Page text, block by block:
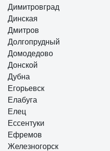
Димитровград
Динская
Дмитров
Долгопрудный
Домодедово
Донской
Дубна
Егорьевск
Елабуга
Елец
Ессентуки
Ефремов
Железногорск